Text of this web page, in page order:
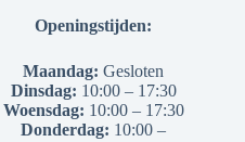
Openingstijden:
Maandag: Gesloten
Dinsdag: 10:00 – 17:30
Woensdag: 10:00 – 17:30
Donderdag: 10:00 –